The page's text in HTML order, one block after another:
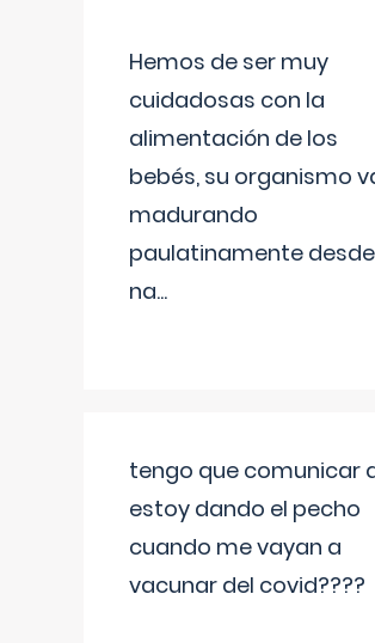
Hemos de ser muy
cuidadosas con la
alimentación de los
bebés, su organismo
madurando
paulatinamente
na...
tengo que comunicar
estoy dando el pecho
cuando me vayan a
vacunar del covid????